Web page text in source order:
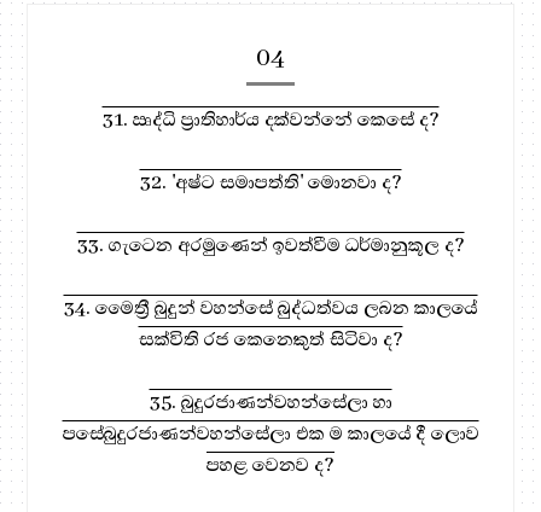
04
31. ඍද්ධි ප්‍රාතිහාර්ය දක්වන්නේ කෙසේ ද?
32. 'අෂ්ට සමාපත්ති' මොනවා ද?
33. ගැටෙන අරමුණෙන් ඉවත්වීම ධර්මානුකූල ද?
34. මෛත්‍රී බුදුන් වහන්සේ බුද්ධත්වය ලබන කාලයේ
සක්විති රජ කෙනෙකුත් සිටිවා ද?
35. බුදුරජාණන්වහන්සේලා හා
පසේබුදුරජාණන්වහන්සේලා එක ම කාලයේ දී ලොව
පහළ වෙනව ද?